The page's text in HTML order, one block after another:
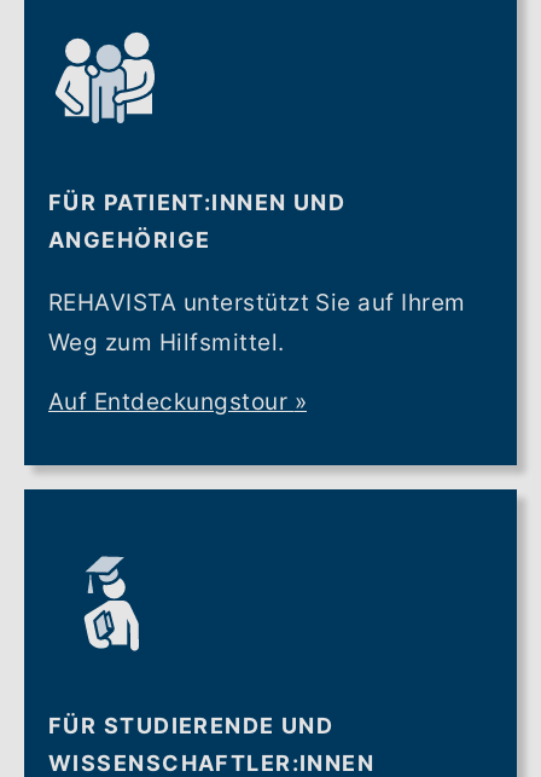
FÜR PATIENT:INNEN UND
ANGEHÖRIGE
REHAVISTA unterstützt Sie auf Ihrem
Weg zum Hilfsmittel.
Auf Entdeckungstour »
FÜR STUDIERENDE UND
WISSENSCHAFTLER:INNEN